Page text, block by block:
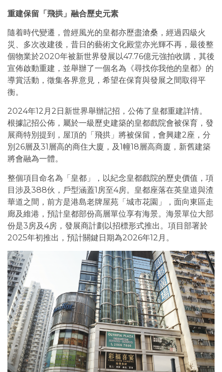
重建保留「飛拱」融合歷史元素
隨着時代變遷，曾經風光的皇都亦歷盡滄桑，經過四級火
災、多次改建後，昔日的藝術文化殿堂亦光輝不再，最後整
個物業於2020年被新世界發展以47.76億元強拍收購，其後
宣佈啟動重建，並舉辦了一個名為《尋找你我他的皇都》的
導賞活動，徵集各界意見，希望在保育與發展之間取得平
衡。
2024年12月2日新世界舉辦記招，公佈了皇都重建詳情。
根據記招公佈，屬於一級歷史建築的皇都戲院會被保育，發
展商特別提到，屋頂的「飛拱」將被保留，會興建2座，分
別26層及31層高的商住大廈，及1幢18層高商廈，新舊建築
將會融為一體。
整個項目命名為「皇都」，以紀念皇都戲院的歷史價值，項
目涉及388伙，戶型涵蓋1房至4房。皇都座落在英皇道與渣
華道之間，前方是港島老牌屋苑「城市花園」，面向東區走
廊及維港，預計皇都部份高層單位享有海景。海景單位大部
份是3房及4房，發展商計劃以招標形式推出。項目部署於
2025年初推出，預計關鍵日期為2026年12月。